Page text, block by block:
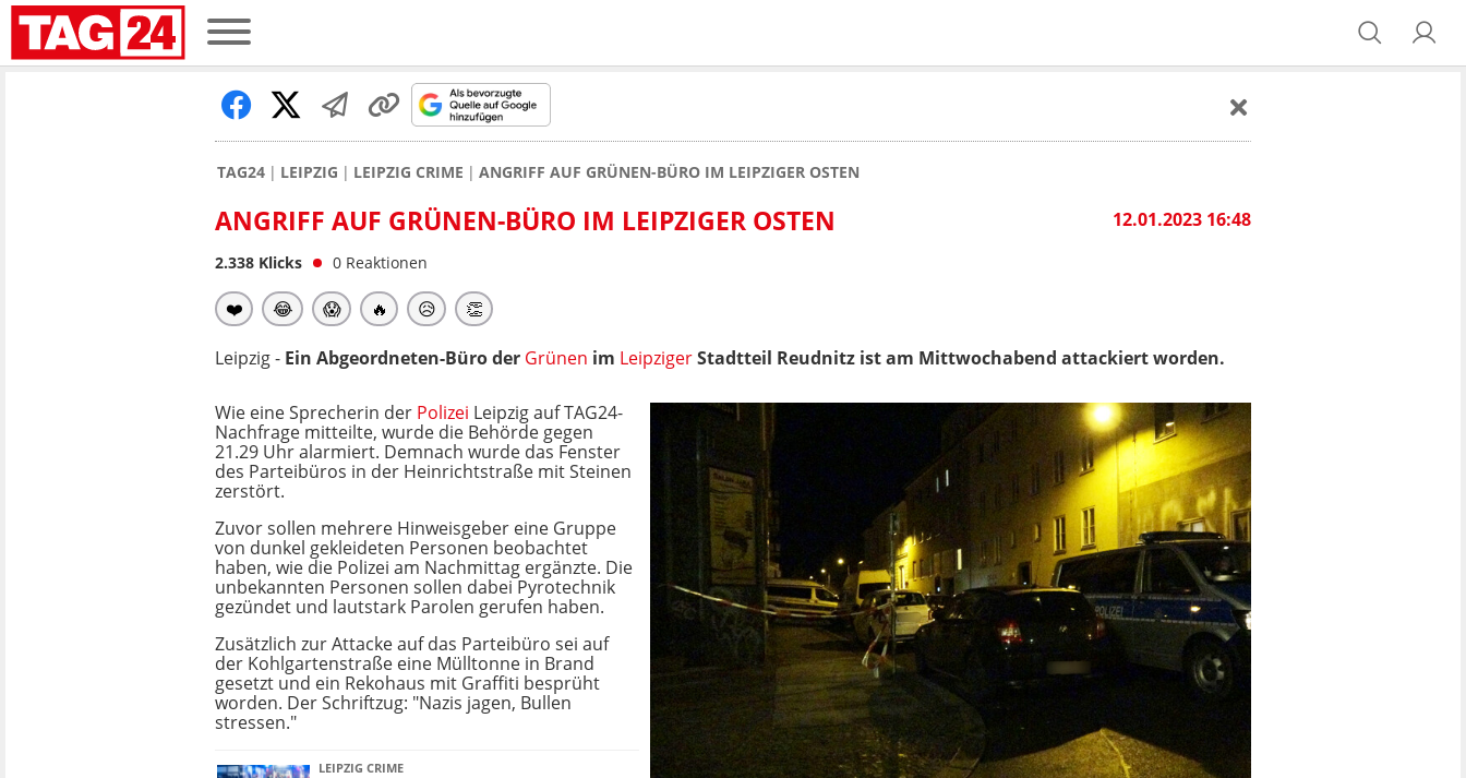
TAG24 LEIPZIG LEIPZIG CRIME ANGRIFF AUF GRÜNEN-BÜRO IM LEIPZIGER OSTEN
12.01.2023 16:48
ANGRIFF AUF GRÜNEN-BÜRO IM LEIPZIGER OSTEN
2.338 Klicks 0 Reaktionen
❤️ 😂 😱 🔥 😥 👏
Leipzig - Ein Abgeordneten-Büro der Grünen im LeipzigerStadtteil Reudnitz ist am Mittwochabend attackiert worden.
Wie eine Sprecherin der Polizei Leipzig auf TAG24-
Nachfrage mitteilte, wurde die Behörde gegen
21.29 Uhr alarmiert. Demnach wurde das Fenster
des Parteibüros in der Heinrichtstraße mit Steinen
zerstört.
Zuvor sollen mehrere Hinweisgeber eine Gruppe
von dunkel gekleideten Personen beobachtet
haben, wie die Polizei am Nachmittag ergänzte. Die
unbekannten Personen sollen dabei Pyrotechnik
gezündet und lautstark Parolen gerufen haben.
Zusätzlich zur Attacke auf das Parteibüro sei auf
der Kohlgartenstraße eine Mülltonne in Brand
gesetzt und ein Rekohaus mit Graffiti besprüht
worden. Der Schriftzug: "Nazis jagen, Bullen
stressen."
LEIPZIG CRIME